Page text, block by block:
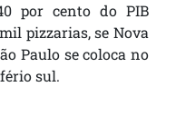
por cento do PIB
pizzarias, se Nova
Paulo se coloca no
sul.